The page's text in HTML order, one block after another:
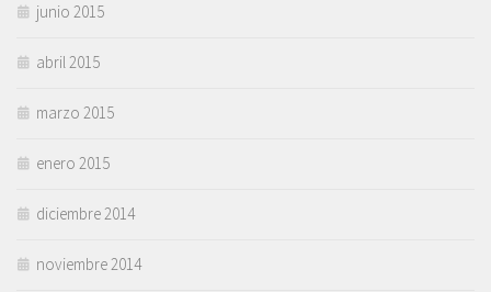
junio 2015
abril 2015
marzo 2015
enero 2015
diciembre 2014
noviembre 2014